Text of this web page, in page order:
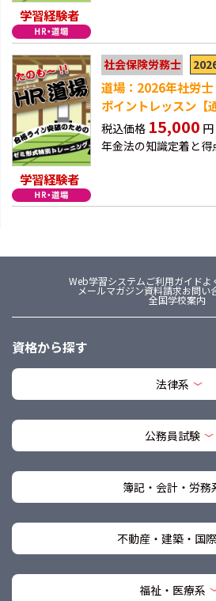
学習経験者
学習経験者
社会保険労務士
道場：2026年社労
ポイントレッスン【
税込価格 15,000 円
年金法の知識定着と得
Web学習システムご利用ガイドよ
メールマガジン資料請求お問い
全国学校案内
資格から探す
法律系
公務員試験
簿記・会計・労務
不動産・建築・国
福祉・医療系